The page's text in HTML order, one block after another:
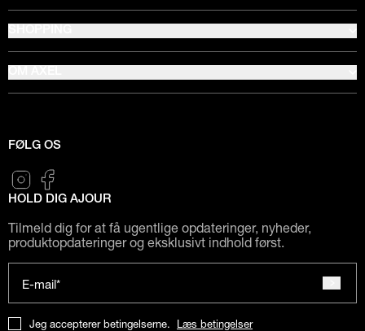
FØLG OS
HOLD DIG AJOUR
Tilmeld dig for at få ugentlige opdateringer, nyheder,
produktopdateringer og eksklusivt indhold først.
E-mail*
Jeg accepterer betingelserne. Læs betingelser